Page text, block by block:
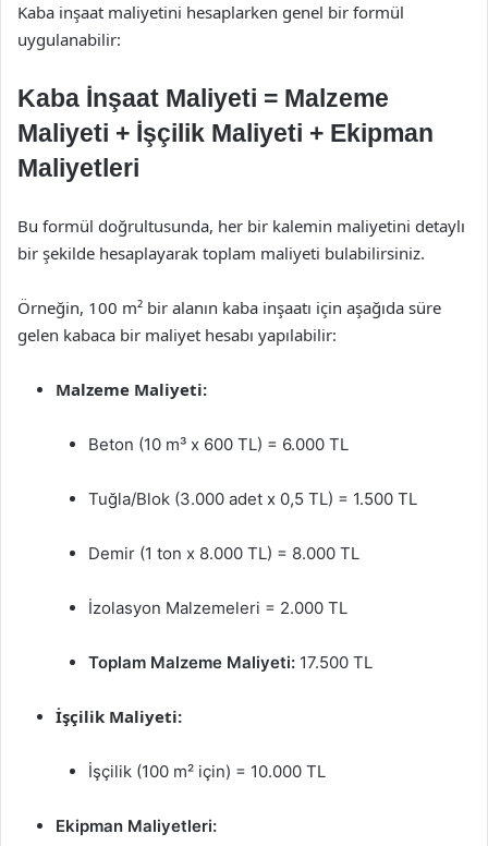
Kaba inşaat maliyetini hesaplarken genel bir formül
uygulanabilir:
Kaba İnşaat Maliyeti = Malzeme
Maliyeti + İşçilik Maliyeti + Ekipman
Maliyetleri
Bu formül doğrultusunda, her bir kalemin maliyetini detaylı
bir şekilde hesaplayarak toplam maliyeti bulabilirsiniz.
Örneğin, 100 m² bir alanın kaba inşaatı için aşağıda süre
gelen kabaca bir maliyet hesabı yapılabilir:
Malzeme Maliyeti:
Beton (10 m³ x 600 TL) = 6.000 TL
Tuğla/Blok (3.000 adet x 0,5 TL) = 1.500 TL
Demir (1 ton x 8.000 TL) = 8.000 TL
İzolasyon Malzemeleri = 2.000 TL
Toplam Malzeme Maliyeti: 17.500 TL
İşçilik Maliyeti:
İşçilik (100 m² için) = 10.000 TL
Ekipman Maliyetleri: